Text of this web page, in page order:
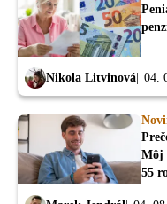
Nikola Litvinová 04.
Môj
55